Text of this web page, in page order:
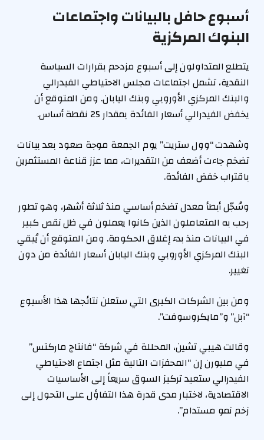
أسبوع حافل بالبيانات واجتماعات
البنوك المركزية
يتطلع المتداولون إلى أسبوع مزدحم بقرارات السياسة
النقدية، تشمل اجتماعات مجلس الاحتياطي الفيدرالي
والبنك المركزي الأوروبي وبنك اليابان. ومن المتوقع أن
يخفض الفيدرالي أسعار الفائدة بمقدار 25 نقطة أساس.
وشهدت “وول ستريت” يوم الجمعة موجة صعود بعد بيانات
تضخم جاءت أضعف من التقديرات، مما عزز قناعة المستثمرين
باقتراب خفض الفائدة.
وسُجّل أبطأ معدل تضخم أساسي منذ ثلاثة أشهر، وهو تطور
رحب به المتعاملون الذين كانوا يعملون في ظل نقص كبير
في البيانات منذ بدء إغلاق الحكومة. ومن المتوقع أن يُبقي
البنك المركزي الأوروبي وبنك اليابان أسعار الفائدة من دون
تغيير.
ومن بين الشركات الكبرى التي ستعلن نتائجها هذا الأسبوع
“آبل” و”مايكروسوفت”.
وقالت هيبي تشين، المحللة في شركة “فانتاج ماركتس”
في ملبورن إن “المحفزات التالية مثل اجتماع الاحتياطي
الفيدرالي ستعيد تركيز السوق سريعاً إلى الأساسيات
الاقتصادية، لاختبار مدى قدرة هذا التفاؤل على التحول إلى
زخم نمو مستدام”.